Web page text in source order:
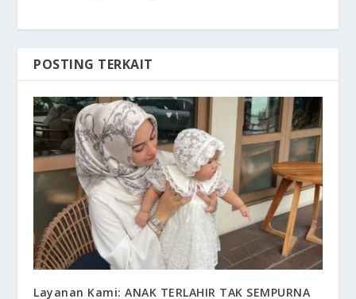
POSTING TERKAIT
Layanan Kami: ANAK TERLAHIR TAK SEMPURNA